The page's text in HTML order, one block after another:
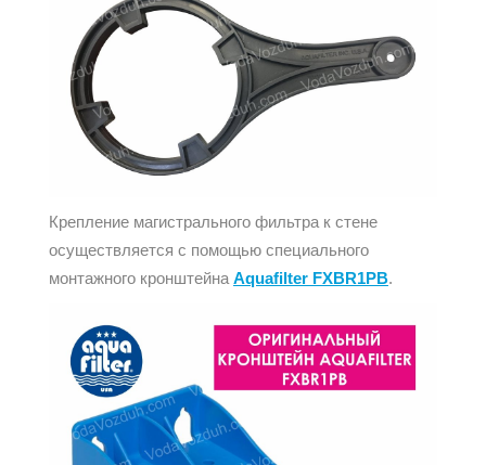
Крепление магистрального фильтра к стене
осуществляется с помощью специального
монтажного кронштейна Aquafilter FXBR1PB.